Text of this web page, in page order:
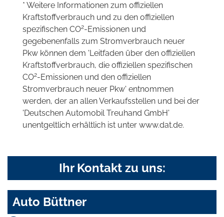
* Weitere Informationen zum offiziellen
Kraftstoffverbrauch und zu den offiziellen
spezifischen CO2-Emissionen und
gegebenenfalls zum Stromverbrauch neuer
Pkw können dem 'Leitfaden über den offiziellen
Kraftstoffverbrauch, die offiziellen spezifischen
CO2-Emissionen und den offiziellen
Stromverbrauch neuer Pkw' entnommen
werden, der an allen Verkaufsstellen und bei der
'Deutschen Automobil Treuhand GmbH'
unentgeltlich erhältlich ist unter www.dat.de.
Ihr Kontakt zu uns:
Auto Büttner